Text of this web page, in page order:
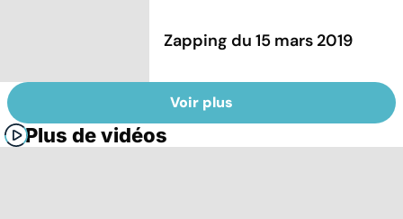
Zapping du 15 mars 2019
Voir plus
Plus de vidéos